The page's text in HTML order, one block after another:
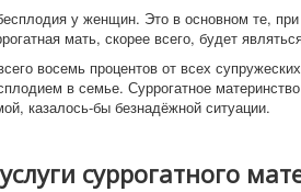
у женщин. Это в основном те, при
мать, скорее всего, будет
восемь процентов от всех
в семье. Суррогатное
казалось-бы безнадёжной ситуации.
суррогатного